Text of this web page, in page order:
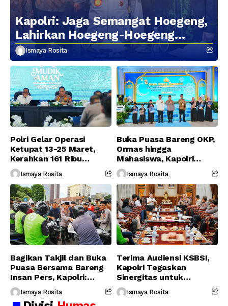
Kapolri: Jaga Semangat Hoegeng,
Lahirkan Hoegeng-Hoegeng
Berikutnya
Ismaya Rosita
Polri Gelar Operasi
Ketupat 13-25 Maret,
Kerahkan 161 Ribu
Personel Gabungan
Ismaya Rosita
Buka Puasa Bareng OKP,
Ormas hingga
Mahasiswa, Kapolri
Serukan Jaga
Persatuan-Dukung
Program Pemerintah
Ismaya Rosita
Bagikan Takjil dan Buka
Puasa Bersama Bareng
Insan Pers, Kapolri:
Suara Media Suara
Publik
Ismaya Rosita
Terima Audiensi KSBSI,
Kapolri Tegaskan
Sinergitas untuk
Perjuangkan Hak Buruh
Ismaya Rosita